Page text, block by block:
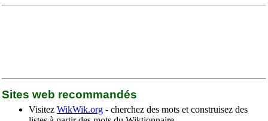
Sites web recommandés
Visitez WikWik.org - cherchez des mots et construisez des